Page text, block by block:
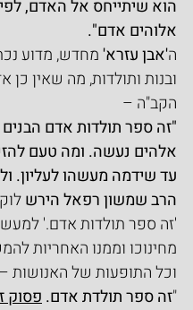
הוא שיתייחס אל האדם,
אלוהים אדם".
ה'אבן עזרא' מחדש, מדוע
ובנות ותולדות, מה שאין
הקב"ה –
"זה ספר תולדות אדם הבנים
אלהים נעשה. ומה טעם
עד שידמה מעשהו לעליון.
הרב שמשון רפאל הירש
'זה ספר תולדות אדם.'
מחינוכו וממנו האחריות
וכל התופעות של האנושות
"זה ספר תולדת אדם. פסוק